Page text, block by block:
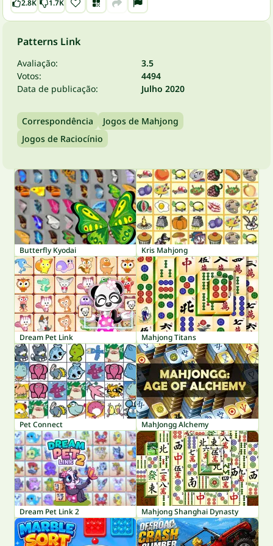
2.8K 1.7K
Patterns Link
Avaliação:
3.5
Votos:
4494
Data de publicação:
Julho 2020
Correspondência
Jogos de Mahjong
Jogos de Raciocínio
Butterfly Kyodai Kris Mahjong
Dream Pet Link Mahjong Titans
Pet Connect MahJongg Alchemy
Dream Pet Link 2 Mahjong Shanghai Dynasty